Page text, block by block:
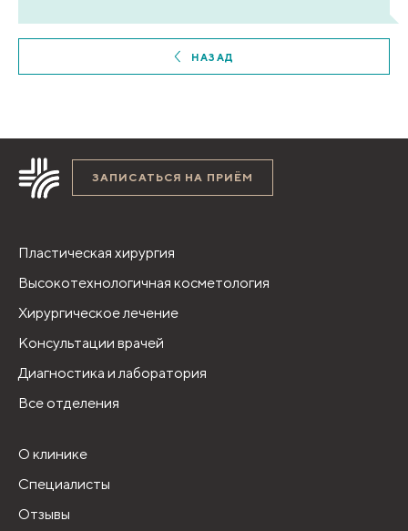
НАЗАД
ЗАПИСАТЬСЯ НА ПРИЁМ
Пластическая хирургия
Высокотехнологичная косметология
Хирургическое лечение
Консультации врачей
Диагностика и лаборатория
Все отделения
О клинике
Специалисты
Отзывы